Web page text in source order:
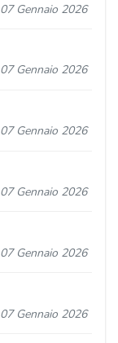
07 Gennaio 2026
07 Gennaio 2026
07 Gennaio 2026
07 Gennaio 2026
07 Gennaio 2026
07 Gennaio 2026